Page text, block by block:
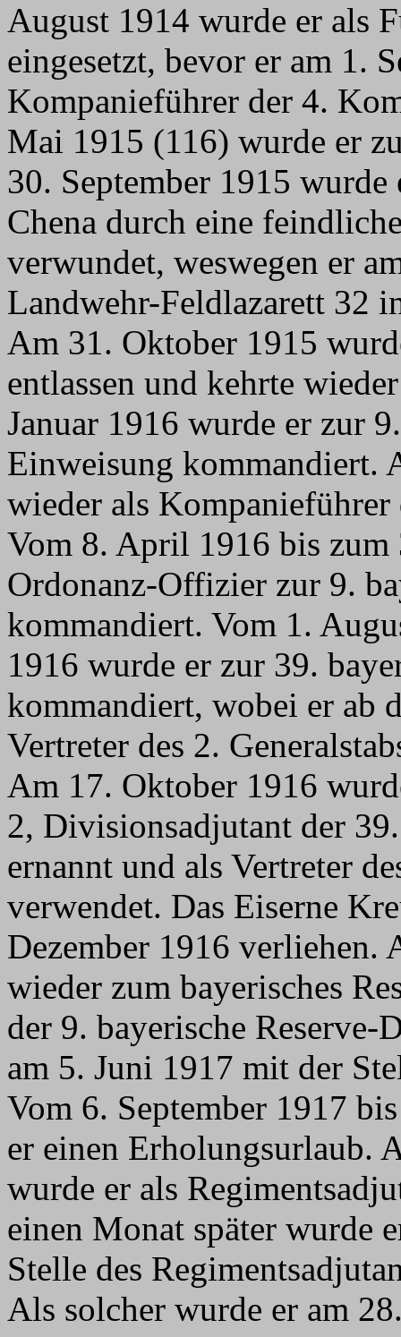
August 1914 wurde er als
eingesetzt, bevor er am 1.
Kompanieführer der 4.
Mai 1915 (116) wurde er
30. September 1915
Chena durch eine
verwundet, weswegen er
Landwehr-Feldlazarett 32
Am 31. Oktober 1915
entlassen und kehrte
Januar 1916 wurde er zur
Einweisung kommandiert.
wieder als
Vom 8. April 1916 bis
Ordonanz-Offizier zur 9.
kommandiert. Vom 1.
1916 wurde er zur 39.
kommandiert, wobei er ab
Vertreter des 2.
Am 17. Oktober 1916
2, Divisionsadjutant der
ernannt und als Vertreter
verwendet. Das Eiserne
Dezember 1916 verliehen.
wieder zum bayerisches
der 9. bayerische
am 5. Juni 1917 mit der
Vom 6. September 1917
er einen Erholungsurlaub.
wurde er als
einen Monat später wurde
Stelle des
Als solcher wurde er am